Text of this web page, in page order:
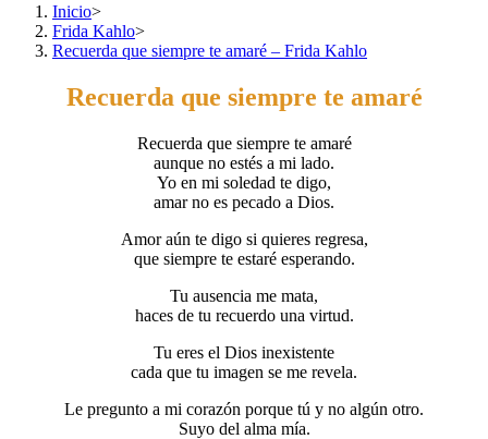
Inicio>
Frida Kahlo>
Recuerda que siempre te amaré – Frida Kahlo
Recuerda que siempre te amaré
Recuerda que siempre te amaré
aunque no estés a mi lado.
Yo en mi soledad te digo,
amar no es pecado a Dios.
Amor aún te digo si quieres regresa,
que siempre te estaré esperando.
Tu ausencia me mata,
haces de tu recuerdo una virtud.
Tu eres el Dios inexistente
cada que tu imagen se me revela.
Le pregunto a mi corazón porque tú y no algún otro.
Suyo del alma mía.